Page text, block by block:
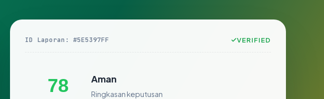
ID Laporan: #5E5397FF VERIFIED
78 Aman
Ringkasan keputusan